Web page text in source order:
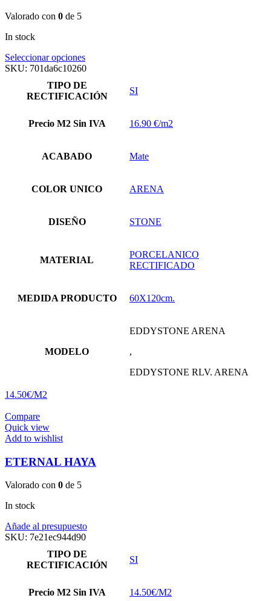
Valorado con 0 de 5
In stock
Seleccionar opcionesEste
producto
múltiples
variantes.
opciones
elegir
página
SKU: 701da6c10260
TIPO DE
RECTIFICACIÓN
SI
Precio M2 Sin IVA 16.90 €/m2
ACABADO Mate
COLOR UNICO ARENA
DISEÑO STONE
MATERIAL
PORCELANICO
RECTIFICADO
MEDIDA PRODUCTO 60X120cm.
MODELO
EDDYSTONE ARENA
,
EDDYSTONE RLV. ARENA
14.50€/M2
Compare
Quick view
Add to wishlist
ETERNAL HAYA
Valorado con 0 de 5
In stock
Añade al presupuesto
SKU: 7e21ec944d90
TIPO DE
RECTIFICACIÓN
SI
Precio M2 Sin IVA 14.50€/M2